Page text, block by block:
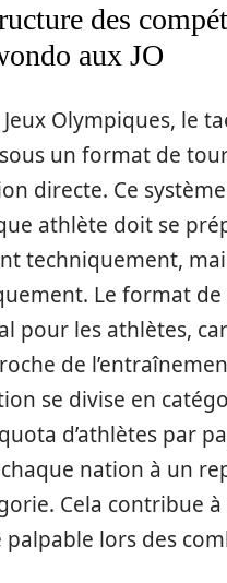
des
aux JO
Olympiques, le
un format de
directe. Ce
athlète doit se
techniquement,
Le format
pour les athlètes,
de
se divise en
d’athlètes par
nation à un
Cela contribue
lors des